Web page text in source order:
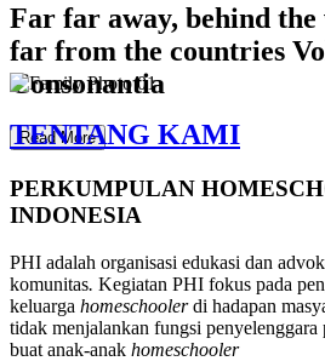
Far far away, behind
far from the countries
Consonantia
Read More
TENTANG KAMI
PERKUMPULAN
INDONESIA
PHI adalah organisasi edukasi dan
komunitas. Kegiatan PHI fokus pada
keluarga homeschoolerdi hadapan
tidak menjalankan fungsi penyelenggara
buat anak-anak homeschooler